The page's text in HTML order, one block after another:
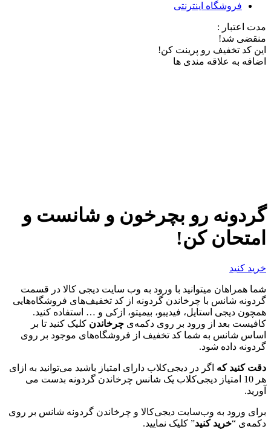
فروشگاه اینترنتی
مدت اعتبار :
منقضی شد!
این کد تخفیف رو پرینت کن!
اضافه به علاقه مندی ها
گردونه رو بچرخون و شانست و
امتحان کن!
خرید کنید
شما همراهان میتوانید با ورود به وب سایت دیجی کالا در قسمت
گردونه شانس با چرخاندن گردونه از کد تخفیف‌های فروشگاه‌هایی
همچون دیجی استایل، فیدیبو، بیمیتو، ازکی و … استفاده کنید.
کافیست بعد از ورود بر روی دکمه‌ی چرخاندن کلیک کنید تا بر
اساس شانس به شما کد تخفیف از فروشگاه‌های موجود بر روی
گردونه داده شود.
دقت کنید که اگر در دیجی‌کلاب دارای امتیاز باشید می‌توانید به ازای
هر 10 امتیاز دیجی‌کلاب یک شانس چرخاندن گردونه بدست می
آورید.
برای ورود به وب‌سایت دیجی‌کالا و چرخاندن گردونه شانس بر روی
دکمه‌ی “خرید کنید” کلیک نمایید.